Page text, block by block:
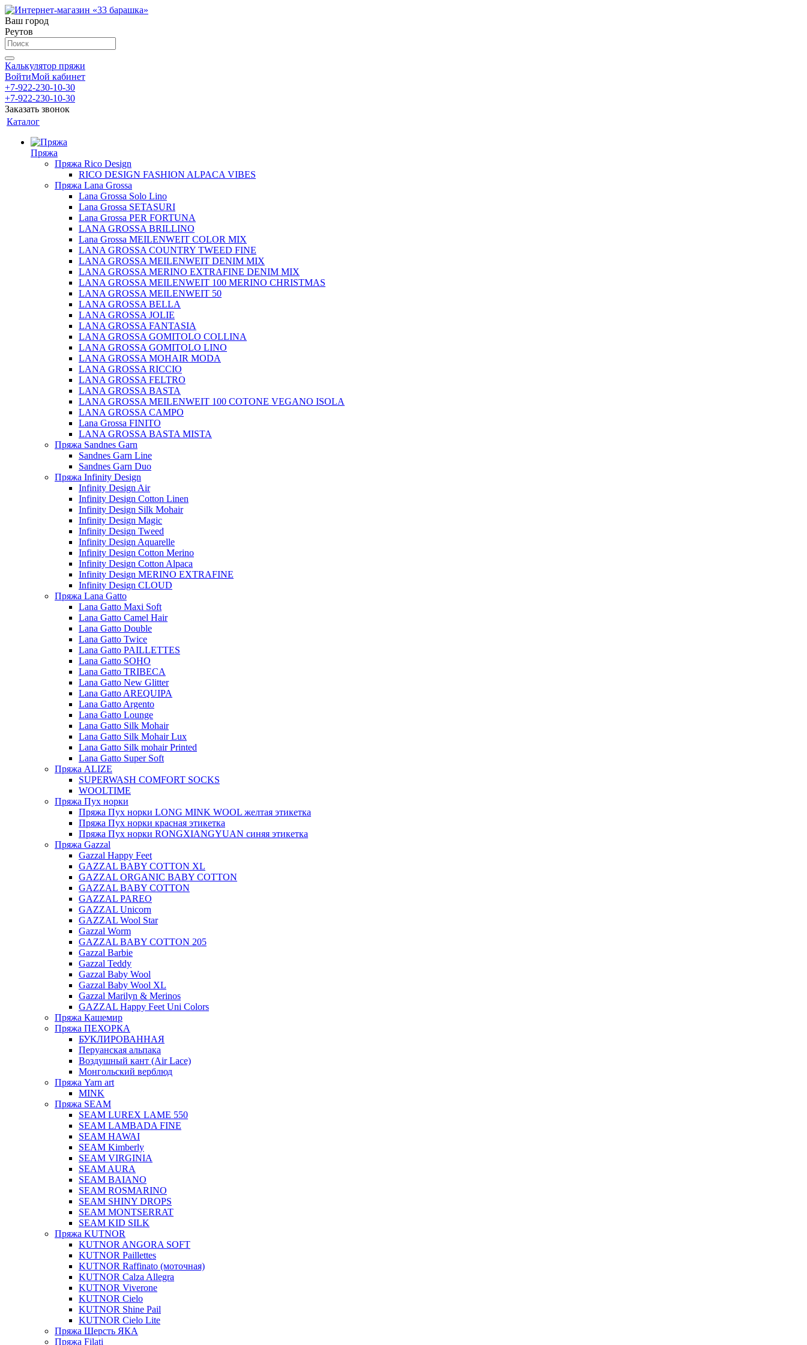
Ваш город
Реутов
Калькулятор пряжи
ВойтиМой кабинет
+7-922-230-10-30
+7-922-230-10-30
Заказать звонок
Каталог
Пряжа
Пряжа Rico Design
RICO DESIGN FASHION ALPACA VIBES
Пряжа Lana Grossa
Lana Grossa Solo Lino
Lana Grossa SETASURI
Lana Grossa PER FORTUNA
LANA GROSSA BRILLINO
Lana Grossa MEILENWEIT COLOR MIX
LANA GROSSA COUNTRY TWEED FINE
LANA GROSSA MEILENWEIT DENIM MIX
LANA GROSSA MERINO EXTRAFINE DENIM MIX
LANA GROSSA MEILENWEIT 100 MERINO CHRISTMAS
LANA GROSSA MEILENWEIT 50
LANA GROSSA BELLA
LANA GROSSA JOLIE
LANA GROSSA FANTASIA
LANA GROSSA GOMITOLO COLLINA
LANA GROSSA GOMITOLO LINO
LANA GROSSA MOHAIR MODA
LANA GROSSA RICCIO
LANA GROSSA FELTRO
LANA GROSSA BASTA
LANA GROSSA MEILENWEIT 100 COTONE VEGANO ISOLA
LANA GROSSA CAMPO
Lana Grossa FINITO
LANA GROSSA BASTA MISTA
Пряжа Sandnes Garn
Sandnes Garn Line
Sandnes Garn Duo
Пряжа Infinity Design
Infinity Design Air
Infinity Design Cotton Linen
Infinity Design Silk Mohair
Infinity Design Magic
Infinity Design Tweed
Infinity Design Aquarelle
Infinity Design Cotton Merino
Infinity Design Cotton Alpaca
Infinity Design MERINO EXTRAFINE
Infinity Design CLOUD
Пряжа Lana Gatto
Lana Gatto Maxi Soft
Lana Gatto Camel Hair
Lana Gatto Double
Lana Gatto Twice
Lana Gatto PAILLETTES
Lana Gatto SOHO
Lana Gatto TRIBECA
Lana Gatto New Glitter
Lana Gatto AREQUIPA
Lana Gatto Argento
Lana Gatto Lounge
Lana Gatto Silk Mohair
Lana Gatto Silk Mohair Lux
Lana Gatto Silk mohair Printed
Lana Gatto Super Soft
Пряжа ALIZE
SUPERWASH COMFORT SOCKS
WOOLTIME
Пряжа Пух норки
Пряжа Пух норки LONG MINK WOOL желтая этикетка
Пряжа Пух норки красная этикетка
Пряжа Пух норки RONGXIANGYUAN синяя этикетка
Пряжа Gazzal
Gazzal Happy Feet
GAZZAL BABY COTTON XL
GAZZAL ORGANIC BABY COTTON
GAZZAL BABY COTTON
GAZZAL PAREO
GAZZAL Unicorn
GAZZAL Wool Star
Gazzal Worm
GAZZAL BABY COTTON 205
Gazzal Barbie
Gazzal Teddy
Gazzal Baby Wool
Gazzal Baby Wool XL
Gazzal Marilyn & Merinos
GAZZAL Happy Feet Uni Colors
Пряжа Кашемир
Пряжа ПЕХОРКА
БУКЛИРОВАННАЯ
Перуанская альпака
Воздушный кант (Air Lace)
Монгольский верблюд
Пряжа Yarn art
MINK
Пряжа SEAM
SEAM LUREX LAME 550
SEAM LAMBADA FINE
SEAM HAWAI
SEAM Kimberly
SEAM VIRGINIA
SEAM AURA
SEAM BAIANO
SEAM ROSMARINO
SEAM SHINY DROPS
SEAM MONTSERRAT
SEAM KID SILK
Пряжа KUTNOR
KUTNOR ANGORA SOFT
KUTNOR Paillettes
KUTNOR Raffinato (моточная)
KUTNOR Calza Allegra
KUTNOR Viverone
KUTNOR Cielo
KUTNOR Shine Pail
KUTNOR Cielo Lite
Пряжа Шерсть ЯКА
Пряжа Filati